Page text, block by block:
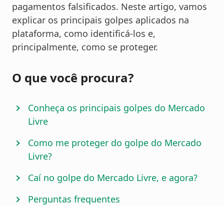
pagamentos falsificados. Neste artigo, vamos
explicar os principais golpes aplicados na
plataforma, como identificá-los e,
principalmente, como se proteger.
O que você procura?
Conheça os principais golpes do Mercado
Livre
Como me proteger do golpe do Mercado
Livre?
Caí no golpe do Mercado Livre, e agora?
Perguntas frequentes